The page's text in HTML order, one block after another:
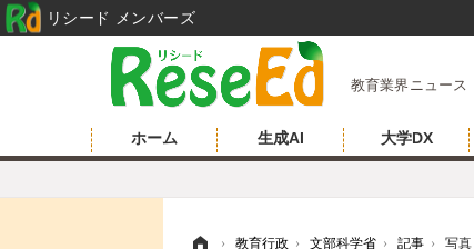
教育業界ニュース
ホーム 生成AI 大学DX
› 教育行政 › 文部科学省 › 記事 › 写
リシード メンバーズ